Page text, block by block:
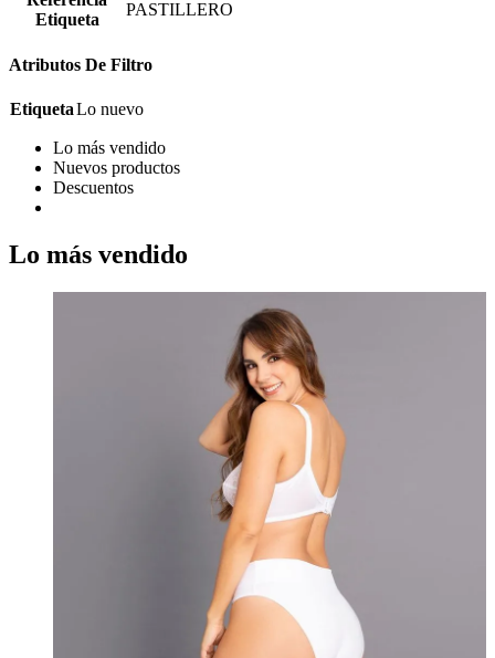
Etiqueta
PASTILLERO
Atributos De Filtro
EtiquetaLo nuevo
Lo más vendido
Nuevos productos
Descuentos
Lo más vendido